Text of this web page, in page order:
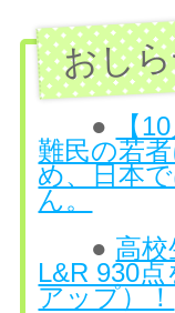
●
【
難民の若
め、日本
ん。
● 高
L&R 930
アップ）！